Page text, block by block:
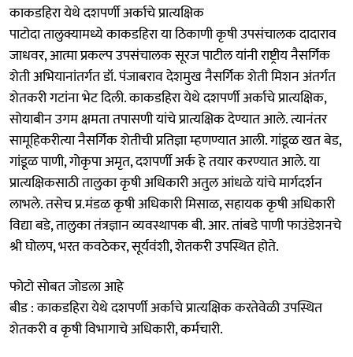
काकडहिरा येथे दशपर्णी अर्काचे प्रात्यक्षिक
पाटोदा तालुक्यामध्ये काकडहिरा या ठिकाणी कृषी उपसंचालक दादाराव
जाधवर, आत्मा प्रकल्प उपसंचालक सूरज पाटील यांनी राष्ट्रीय नैसर्गिक
शेती अभियानांतर्गत डॉ. पंजाबराव देशमुख नैसर्गिक शेती मिशन अंतर्गत
शेतकरी गटांना भेट दिली. काकडहिरा येथे दशपर्णी अर्काचे प्रात्यक्षिक,
सोयाबीन उगम क्षमता तपासणी यांचे प्रात्यक्षिक देण्यात आले. त्यानंतर
सामूहिकरीत्या नैसर्गिक शेतीची प्रतिज्ञा म्हणण्यात आली. गांडूळ खत बेड,
गांडूळ पाणी, गोकृपा अमृत, दशपर्णी अर्क हे तयार करण्यात आले. या
प्रात्यक्षिकसाठी तालुका कृषी अधिकारी अतुल आंधळे यांचे मार्गदर्शन
लाभले. तसेच प्र.मंडळ कृषी अधिकारी मिसाळ, सहायक कृषी अधिकारी
विद्या बडे, तालुका तंत्रज्ञान व्यवस्थापक बी. आर. तांबडे पाणी फाउंडेशनचे
श्री घोलप, भरत कवठेकर, सूर्यवंशी, शेतकरी उपस्थित होते.
फोटो सोबत जोडला आहे
बीड : काकडहिरा येथे दशपर्णी अर्काचे प्रात्यक्षिक करतेवेळी उपस्थित
शेतकरी व कृषी विभागाचे अधिकारी, कर्मचारी.